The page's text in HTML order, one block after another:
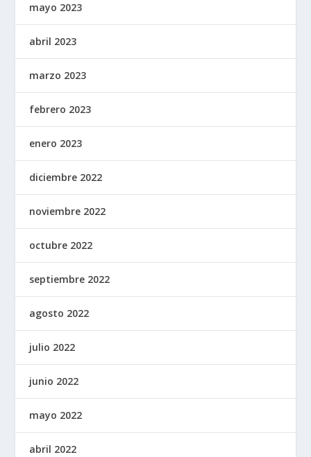
mayo 2023
abril 2023
marzo 2023
febrero 2023
enero 2023
diciembre 2022
noviembre 2022
octubre 2022
septiembre 2022
agosto 2022
julio 2022
junio 2022
mayo 2022
abril 2022